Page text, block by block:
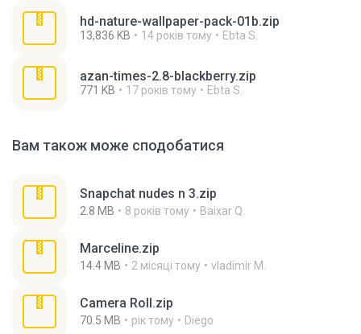
hd-nature-wallpaper-pack-01b.zip
13,836 KB 14 років тому Ebta S.
azan-times-2.8-blackberry.zip
771 KB 17 років тому Ebta S.
Вам також може сподобатися
Snapchat nudes n 3.zip
2.8 MB 8 років тому Baixar Q.
Marceline.zip
14.4 MB 2 місяці тому vladimir M.
Camera Roll.zip
70.5 MB рік тому Diego